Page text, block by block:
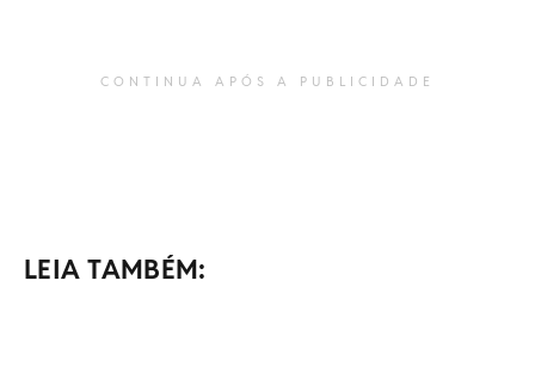
CONTINUA APÓS A PUBLICIDADE
LEIA TAMBÉM: